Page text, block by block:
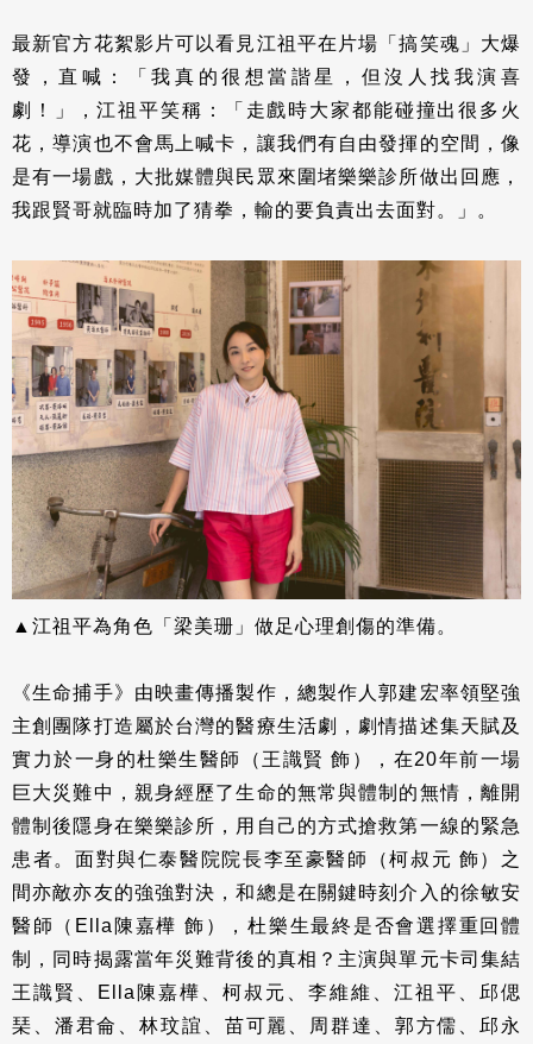
最新官方花絮影片可以看見江祖平在片場「搞笑魂」大爆
發，直喊：「我真的很想當諧星，但沒人找我演喜
劇！」，江祖平笑稱：「走戲時大家都能碰撞出很多火
花，導演也不會馬上喊卡，讓我們有自由發揮的空間，像
是有一場戲，大批媒體與民眾來圍堵樂樂診所做出回應，
我跟賢哥就臨時加了猜拳，輸的要負責出去面對。」。
▲江祖平為角色「梁美珊」做足心理創傷的準備。
《生命捕手》由映畫傳播製作，總製作人郭建宏率領堅強
主創團隊打造屬於台灣的醫療生活劇，劇情描述集天賦及
實力於一身的杜樂生醫師（王識賢 飾），在20年前一場
巨大災難中，親身經歷了生命的無常與體制的無情，離開
體制後隱身在樂樂診所，用自己的方式搶救第一線的緊急
患者。面對與仁泰醫院院長李至豪醫師（柯叔元 飾）之
間亦敵亦友的強強對決，和總是在關鍵時刻介入的徐敏安
醫師（Ella陳嘉樺 飾），杜樂生最終是否會選擇重回體
制，同時揭露當年災難背後的真相？主演與單元卡司集結
王識賢、Ella陳嘉樺、柯叔元、李維維、江祖平、邱偲
琹、潘君侖、林玟誼、苗可麗、周群達、郭方儒、邱永